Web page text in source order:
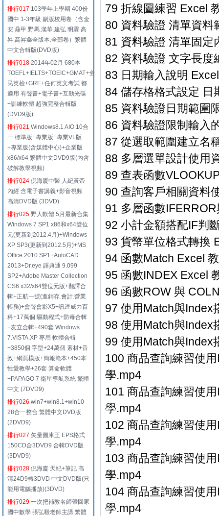
排行017 103學年上學期 400份
國中 1-3年級 副版校用卷（含金
安.鼎甲.野馬.漢華.建弘.明霖.高
昇.高昇鑫全版本.全部卷）繁體
中文合輯版(DVD版)
排行018 2014年02月 680本
TOEFL+IELTS+TOEIC+GMAT+全
民英檢+GRE+任何英文考試 都
適用 有聲書+電子書+互動光碟
+訓練軟體 超強完整合輯版
(DVD9版)
排行021 Windows8.1 AIO 10合
一 標準版+專業版+專業VL版
+專業版(含媒體中心)+企業版
x86/x64 繁體中文DVD9版(內含
破解教學視頻)
排行024 倪海廈中醫 人紀黃帝
內經 含電子書講義+影音視頻
高清DVD版 (3DVD)
排行025 野人軟體 5月最新合集
Windows 7 SP1 x86和x64雙位
元(更新到2012.4月)+Windows
XP SP3(更新到2012.5月)+MS
Office 2010 SP1+AutoCAD
2013+Dr.eye 譯典通 9.099
SP2+Adobe Master Collection
CS6 x32/x64雙位元版+翻譯合
輯+正航一號(進銷存.會計.營業
帳務)+會聲會影X5+訊連威力百
科+17萬個 驅動程式+防毒合輯
+友立合輯+490套 Windows
7.VISTA.XP 專用 軟體合輯
+3850個 字型+24萬個 素材+音
效+網頁模版+簡報範本+450本
性愛教學+26套 算命軟體
+PAPAGO 7 衛星導航系統 繁體
中文 (7DVD9)
排行026 win7+win8.1+win10
28合一整合 繁體中文DVD版
(2DVD9)
排行027 矢量圖庫王 EPS格式
150CD合3DVD9 合輯DVD版
(3DVD9)
排行028 倪海廈 天紀+筆記 高
清24D9轉3DVD 中文DVD版(只
能用電腦播放)(3DVD)
排行029 一次把補教名師帶回家
國中數學 張弘毅老師主講 繁體
79 折線圖練習 Excel
80 資料驗證 清單資料
81 資料驗證 清單固定
82 資料驗證 文字長度
83 日期輸入說明
84 儲存格格式設定 日
85 資料驗證日期範圍
86 資料驗證限制輸入
87 從選取範圍建立名
88 多層選單設計使用
89 查表函數
90 查詢客戶相關資料
91 多層函數
92 小計金額搭配IF判
93 貨幣單位格式轉換
94 函數Match Excel
95 函數INDEX Excel
96 函數ROW 與
97 使用Match與Index
98 使用Match與Index
99 使用Match與Index
100 商品查詢練習使
學.mp4
101 商品查詢練習使
學.mp4
102 商品查詢練習使
學.mp4
103 商品查詢練習使
學.mp4
104 商品查詢練習使
學.mp4